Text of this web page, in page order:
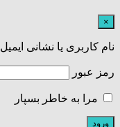
×
نام کاربری یا نشانی ایمیل
رمز عبور
مرا به خاطر بسپار